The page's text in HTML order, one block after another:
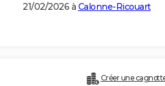
21/02/2026 à Calonne-Ricouart
Créer une